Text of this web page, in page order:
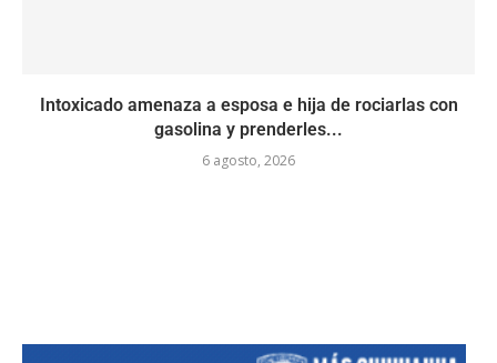
Intoxicado amenaza a esposa e hija de rociarlas con
gasolina y prenderles...
6 agosto, 2026